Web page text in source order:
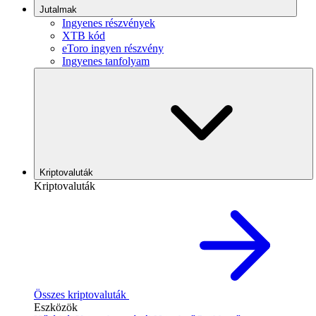
Jutalmak
Ingyenes részvények
XTB kód
eToro ingyen részvény
Ingyenes tanfolyam
Kriptovaluták
Kriptovaluták
Összes kriptovaluták
Eszközök